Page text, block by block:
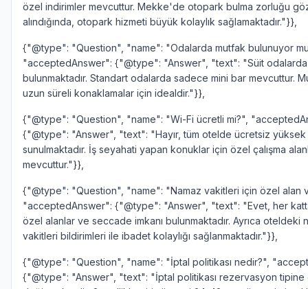
özel indirimler mevcuttur. Mekke'de otopark bulma zorluğu
alındığında, otopark hizmeti büyük kolaylık sağlamaktadır."}},
{"@type": "Question", "name": "Odalarda mutfak bulunuyor
"acceptedAnswer": {"@type": "Answer", "text": "Süit odalarda
bulunmaktadır. Standart odalarda sadece mini bar mevcuttur.
uzun süreli konaklamalar için idealdir."}},
{"@type": "Question", "name": "Wi-Fi ücretli mi?",
{"@type": "Answer", "text": "Hayır, tüm otelde ücretsiz yüksek
sunulmaktadır. İş seyahati yapan konuklar için özel çalışma
mevcuttur."}},
{"@type": "Question", "name": "Namaz vakitleri için özel alan
"acceptedAnswer": {"@type": "Answer", "text": "Evet, her
özel alanlar ve seccade imkanı bulunmaktadır. Ayrıca oteldeki
vakitleri bildirimleri ile ibadet kolaylığı sağlanmaktadır."}},
{"@type": "Question", "name": "İptal politikası nedir?",
{"@type": "Answer", "text": "İptal politikası rezervasyon tipine